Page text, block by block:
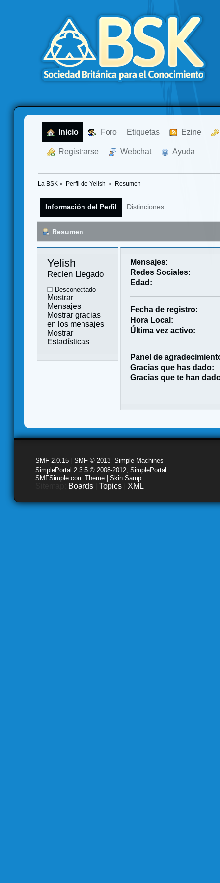
Inicio Foro Etiquetas Ezine
Registrarse Webchat Ayuda
La BSK » Perfil de Yelish » Resumen
Información del Perfil Distinciones
Resumen
Yelish
Recien Llegado
Desconectado
Mostrar
Mensajes
Mostrar gracias
en los mensajes
Mostrar
Estadísticas
Mensajes:
Redes Sociales:
Edad:
Fecha de registro:
Hora Local:
Última vez activo:
Panel de
Gracias que has dado:
Gracias que te han
SMF 2.0.15 SMF © 2013 Simple Machines
SimplePortal 2.3.5 © 2008-2012, SimplePortal
SMFSimple.com Theme | Skin Samp
Boards Topics XML